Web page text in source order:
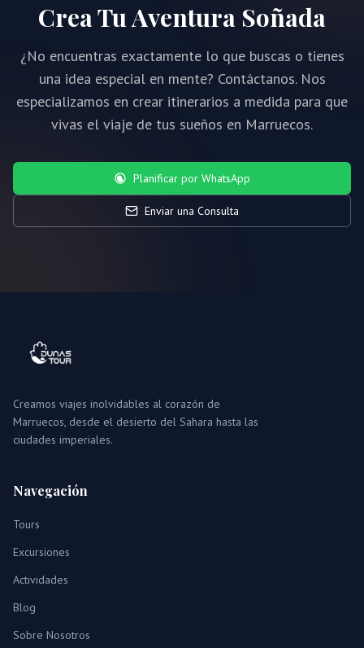
Crea Tu Aventura Soñada
¿No encuentras exactamente lo que buscas o tienes
una idea especial en mente? Contáctanos. Nos
especializamos en crear itinerarios a medida para que
vivas el viaje de tus sueños en Marruecos.
Planificar por WhatsApp
Enviar una Consulta
Creamos viajes inolvidables al corazón de
Marruecos, desde el desierto del Sahara hasta las
ciudades imperiales.
Navegación
Tours
Excursiones
Actividades
Blog
Sobre Nosotros